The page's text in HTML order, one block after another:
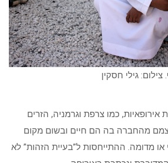
גילי חסקין
אירופאיות, כמו צרפת וגרמניה, הזרים
מהחברה בה הם חיים ובשום מקום
או מדומה. ההתייחסות ל”בעיית הזהות” לא